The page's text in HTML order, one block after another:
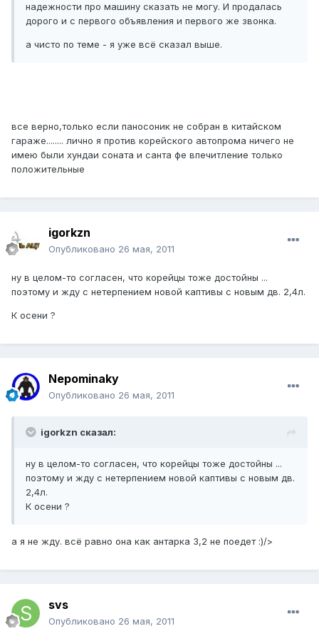
надежности про машину сказать не могу. И продалась
дорого и с первого объявления и первого же звонка.
а чисто по теме - я уже всё сказал выше.
все верно,только если паносоник не собран в китайском
гараже........ лично я против корейского автопрома ничего не
имею были хундаи соната и санта фе впечитление только
положительные
igorkzn
Опубликовано 26 мая, 2011
ну в целом-то согласен, что корейцы тоже достойны ...
поэтому и жду с нетерпением новой каптивы с новым дв. 2,4л.
К осени ?
Nepominaky
Опубликовано 26 мая, 2011
igorkzn сказал:
ну в целом-то согласен, что корейцы тоже достойны ...
поэтому и жду с нетерпением новой каптивы с новым дв.
2,4л.
К осени ?
а я не жду. всё равно она как антарка 3,2 не поедет :)/>
svs
Опубликовано 26 мая, 2011